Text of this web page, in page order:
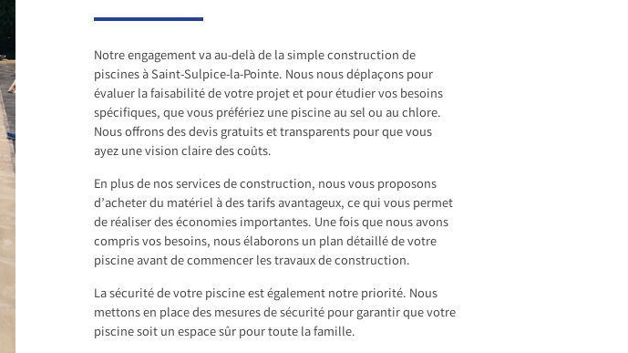
Notre engagement va au-delà de la simple construction de
piscines à Saint-Sulpice-la-Pointe. Nous nous déplaçons pour
évaluer la faisabilité de votre projet et pour étudier vos besoins
spécifiques, que vous préfériez une piscine au sel ou au chlore.
Nous offrons des devis gratuits et transparents pour que vous
ayez une vision claire des coûts.
En plus de nos services de construction, nous vous proposons
d’acheter du matériel à des tarifs avantageux, ce qui vous permet
de réaliser des économies importantes. Une fois que nous avons
compris vos besoins, nous élaborons un plan détaillé de votre
piscine avant de commencer les travaux de construction.
La sécurité de votre piscine est également notre priorité. Nous
mettons en place des mesures de sécurité pour garantir que votre
piscine soit un espace sûr pour toute la famille.